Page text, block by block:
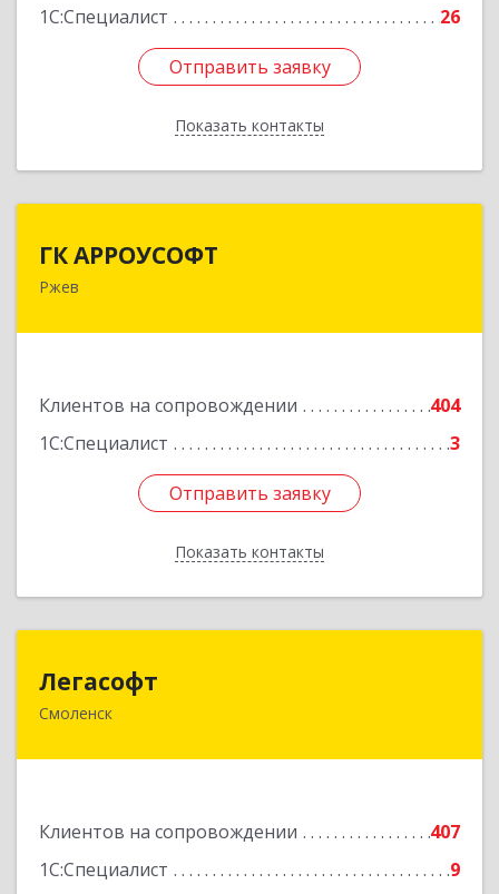
1С:Специалист
26
Отправить заявку
Показать контакты
Отправить заявку
Назад
ГК АРРОУСОФТ
Ржев
Клиентов на сопровождении
404
1С:Специалист
3
Отправить заявку
Показать контакты
172381, Тверская обл, м.о. Ржевский, Ржев г,
Отправить заявку
Назад
Легасофт
Смоленск
Клиентов на сопровождении
407
1С:Специалист
9
214018, Смоленская обл, Смоленск г, Ново-